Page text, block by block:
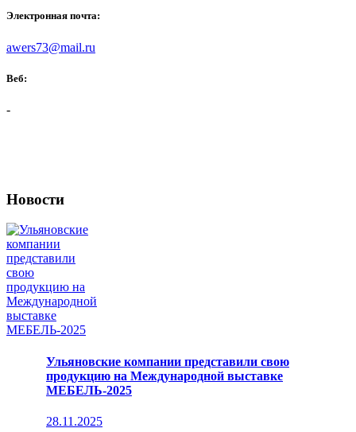
Электронная почта:
awers73@mail.ru
Веб:
-
Новости
Ульяновские компании представили свою
продукцию на Международной выставке
МЕБЕЛЬ-2025
28.11.2025